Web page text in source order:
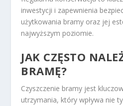
inwestycji i zapewnienia
użytkowania bramy oraz jej
najwyższym poziomie.
JAK CZĘSTO
BRAMĘ?
Czyszczenie bramy jest
utrzymania, który wpływa nie